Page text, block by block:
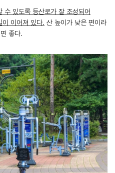
수 있도록 등산로가 잘 조성되어
이 이어져 있다. 산 높이가 낮은 편이라
좋다.